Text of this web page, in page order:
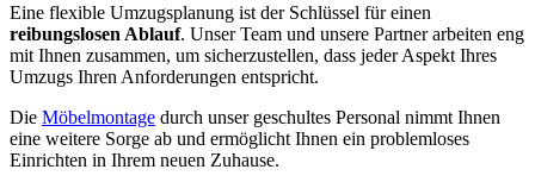
Eine flexible Umzugsplanung ist der Schlüssel für einen
reibungslosen Ablauf. Unser Team und unsere Partner arbeiten eng
mit Ihnen zusammen, um sicherzustellen, dass jeder Aspekt Ihres
Umzugs Ihren Anforderungen entspricht.
Die Möbelmontage durch unser geschultes Personal nimmt Ihnen
eine weitere Sorge ab und ermöglicht Ihnen ein problemloses
Einrichten in Ihrem neuen Zuhause.